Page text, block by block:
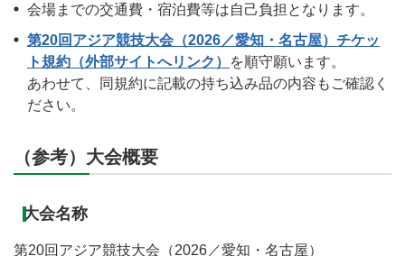
会場までの交通費・宿泊費等は自己負担となります。
第20回アジア競技大会（2026／愛知・名古屋）チケッ
ト規約（外部サイトへリンク）
を順守願います。
あわせて、同規約に記載の持ち込み品の内容もご確認く
ださい。
（参考）大会概要
大会名称
第20回アジア競技大会（2026／愛知・名古屋）